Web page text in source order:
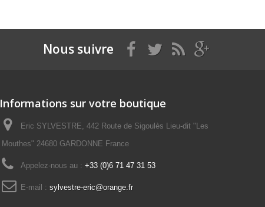
Nous suivre
Informations sur votre boutique
Eric SYLVESTRE, 442 Route de Sigoulès Lieu-dit "Les
Mouthes" 24680 GARDONNE France
Appelez-nous au : +33 (0)6 71 47 31 53
E-mail : sylvestre-eric@orange.fr